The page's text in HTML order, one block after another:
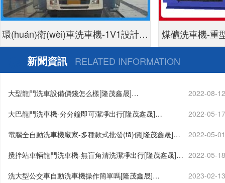
環(huán)衛(wèi)車洗車機-1V1設計方
案定制生產[隆茂鑫晟]
煤礦洗車機-重
新聞資訊 RELATED INFORMATION
大型龍門洗車設備價錢怎么樣[隆茂鑫晟]… 2022-08-
大巴龍門洗車機-分分鐘即可潔凈出行[隆茂鑫晟]… 2022-05-
電腦全自動洗車機廠家-多種款式批發(fā)價[隆茂鑫晟]… 2022-05-
攪拌站車輛龍門洗車機-無盲角清洗潔凈出行[隆茂鑫晟]… 2022-05-
洗大型公交車自動洗車機操作簡單嗎[隆茂鑫晟]… 2023-02-